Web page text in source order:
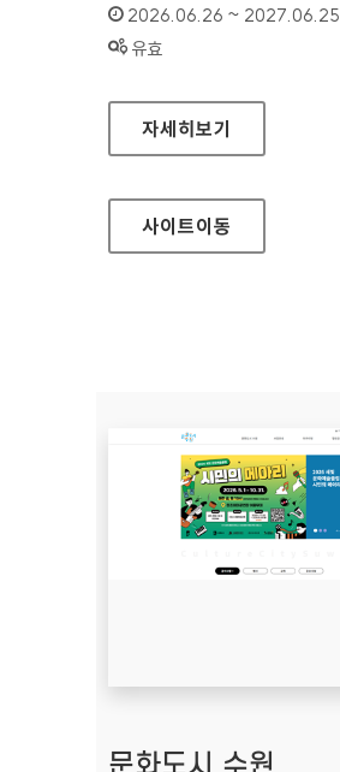
인증기간 :
2026.06.26 ~ 2027.06.25
상태 :
유효
화성시복지재단
자세히보기
사이트이동
문화도시 수원